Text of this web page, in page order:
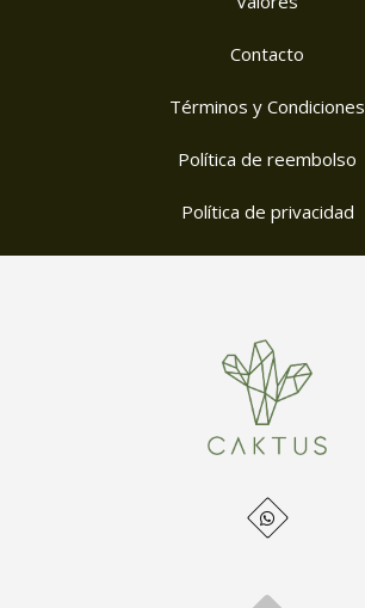
Contacto
Términos y Condiciones
Política de reembolso
Política de privacidad